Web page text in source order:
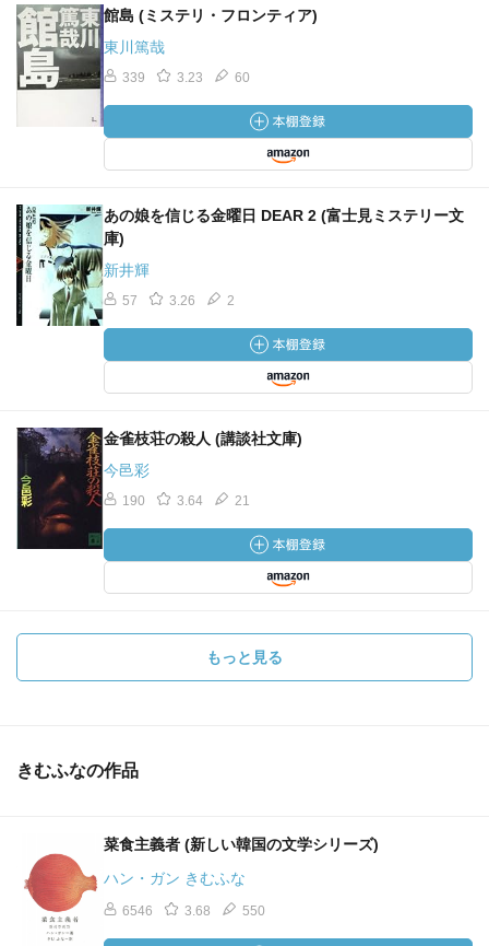
館島 (ミステリ・フロンティア)
東川篤哉
339 3.23 60
あの娘を信じる金曜日 DEAR 2 (富士見ミステリー文
庫)
新井輝
57 3.26 2
金雀枝荘の殺人 (講談社文庫)
今邑彩
190 3.64 21
もっと見る
きむふなの作品
菜食主義者 (新しい韓国の文学シリーズ)
ハン・ガン きむふな
6546 3.68 550